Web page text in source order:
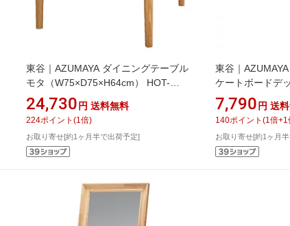
東谷｜AZUMAYA ダイニングテーブル
モタ（W75×D75×H64cm） HOT-
332NA ナチュラル
24,730 円 送料無料
224ポイント (1 倍)
お取り寄せ[約1ヶ月半で出荷予定]
東谷｜
ケートボードデ
（
チュラル
7,790 円 送
140ポイント (1 倍+1
お取り寄せ[約1ヶ月